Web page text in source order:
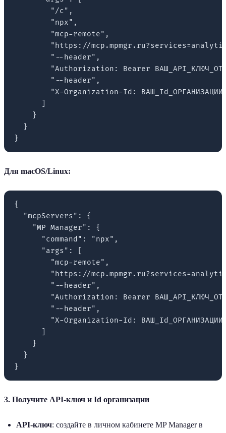
        "/c",
        "npx",
        "mcp-remote",
"https://
        "--header",
"Authorization: Bearer
        "--header",
"X-Organization-Id:
    }
  }
Для macOS/Linux:
{
  "mcpServers": {
    "MP Manager": {
      "command": "npx",
      "args": [
        "mcp-remote",
"https://
        "--header",
"Authorization: Bearer
        "--header",
"X-Organization-Id:
    }
  }
3. Получите API-ключ и Id организации
API-ключ: создайте в личном кабинете MP Manager в